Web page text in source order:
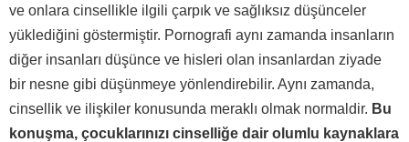
ve onlara cinsellikle ilgili çarpık ve sağlıksız düşünceler
yüklediğini göstermiştir. Pornografi aynı zamanda insanların
diğer insanları düşünce ve hisleri olan insanlardan ziyade
bir nesne gibi düşünmeye yönlendirebilir. Aynı zamanda,
cinsellik ve ilişkiler konusunda meraklı olmak normaldir. Bu
konuşma, çocuklarınızı cinselliğe dair olumlu kaynaklara